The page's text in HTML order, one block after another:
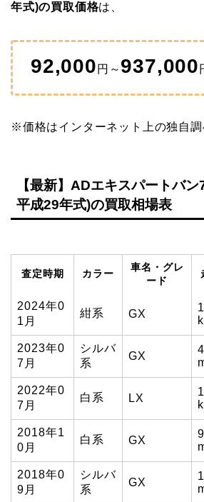
年式)の買取価格は、
92,000 円～ 937,000
※価格はインターネット上の独自調
【最新】ADエキスパートバ
平成29年式)の買取相場表
査定時期 カラー
車名・グレ
ード
2024年0
1月
紺系 GX
2023年0
7月
シルバ
系
GX
2022年0
7月
白系 LX
2018年1
0月
白系 GX
2018年0
9月
シルバ
系
GX